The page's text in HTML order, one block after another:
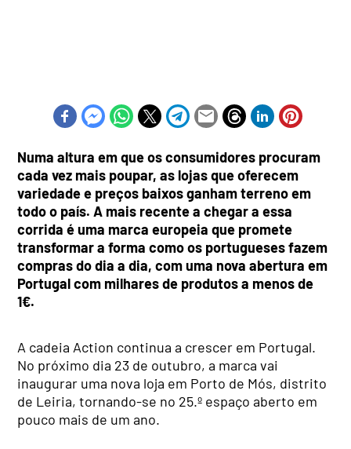
Numa altura em que os consumidores procuram
cada vez mais poupar, as lojas que oferecem
variedade e preços baixos ganham terreno em
todo o país. A mais recente a chegar a essa
corrida é uma marca europeia que promete
transformar a forma como os portugueses fazem
compras do dia a dia, com uma nova abertura em
Portugal com milhares de produtos a menos de
1€.
A cadeia Action continua a crescer em Portugal.
No próximo dia 23 de outubro, a marca vai
inaugurar uma nova loja em Porto de Mós, distrito
de Leiria, tornando-se no 25.º espaço aberto em
pouco mais de um ano.